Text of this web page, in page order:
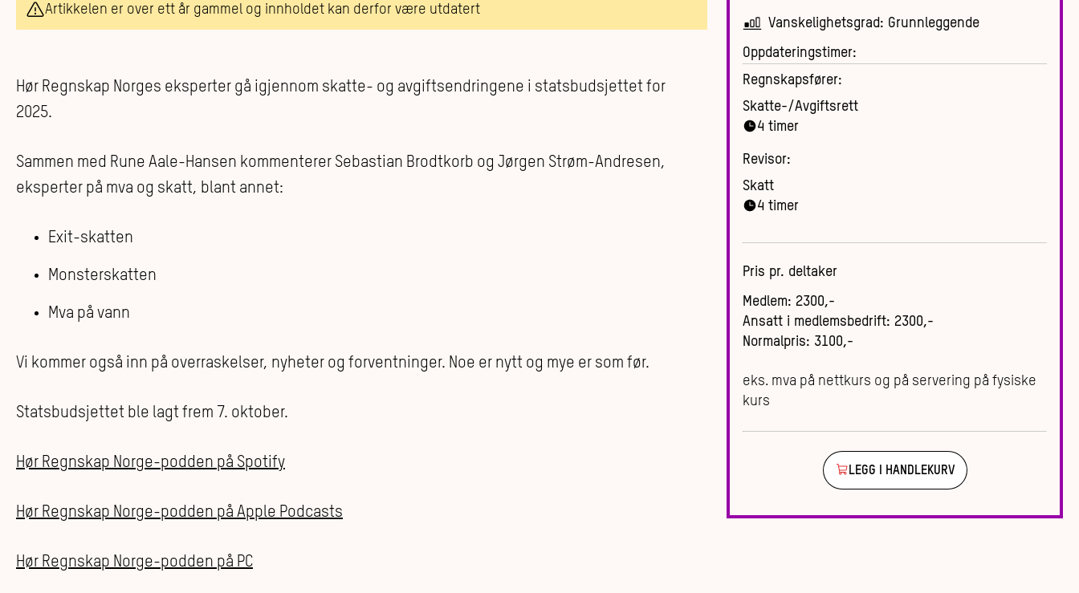
Artikkelen er over ett år gammel og innholdet kan derfor være utdatert
Hør Regnskap Norges eksperter gå igjennom skatte- og avgiftsendringene i statsbudsjettet for
2025.
Sammen med Rune Aale-Hansen kommenterer Sebastian Brodtkorb og Jørgen Strøm-Andresen,
eksperter på mva og skatt, blant annet:
Exit-skatten
Monsterskatten
Mva på vann
Vi kommer også inn på overraskelser, nyheter og forventninger. Noe er nytt og mye er som før.
Statsbudsjettet ble lagt frem 7. oktober.
Hør Regnskap Norge-podden på Spotify
Hør Regnskap Norge-podden på Apple Podcasts
Hør Regnskap Norge-podden på PC
Vanskelighetsgrad: Grunnleggende
Oppdateringstimer:
Regnskapsfører:
Skatte-/Avgiftsrett
4 timer
Revisor:
Skatt
4 timer
Pris pr. deltaker
Medlem: 2300,-
Ansatt i medlemsbedrift: 2300,-
Normalpris: 3100,-
eks. mva på nettkurs og på servering på fysiske
kurs
LEGG I HANDLEKURV